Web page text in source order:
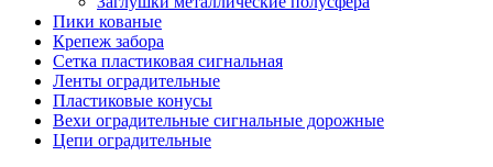
Пики кованые
Крепеж забора
Сетка пластиковая сигнальная
Ленты оградительные
Пластиковые конусы
Вехи оградительные сигнальные дорожные
Цепи оградительные